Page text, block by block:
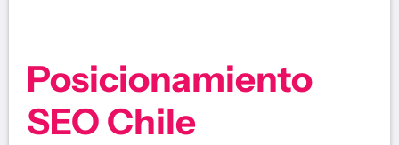
Posicionamiento
SEO Chile